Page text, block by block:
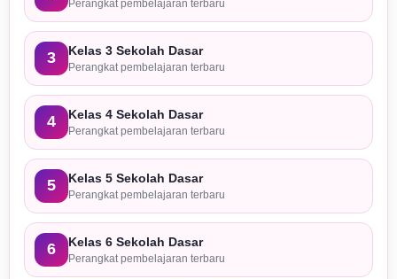
Perangkat pembelajaran terbaru
3 Kelas 3 Sekolah Dasar
Perangkat pembelajaran terbaru
4 Kelas 4 Sekolah Dasar
Perangkat pembelajaran terbaru
5 Kelas 5 Sekolah Dasar
Perangkat pembelajaran terbaru
6 Kelas 6 Sekolah Dasar
Perangkat pembelajaran terbaru